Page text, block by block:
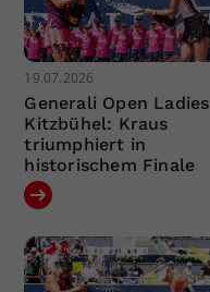
19.07.2026
Generali Open Ladies
Kitzbühel: Kraus
triumphiert in
historischem Finale